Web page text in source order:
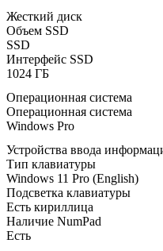
Жесткий диск
Объем SSD
SSD
Интерфейс SSD
1024 ГБ
Операционная система
Операционная система
Windows Pro
Устройства ввода
Тип клавиатуры
Windows 11 Pro (English)
Подсветка клавиатуры
Есть кириллица
Наличие NumPad
Есть